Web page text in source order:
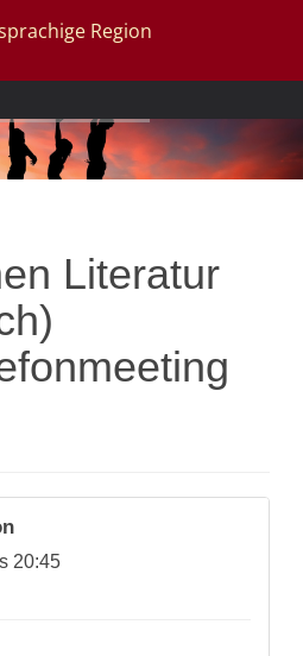
Region
Literatur
20:45